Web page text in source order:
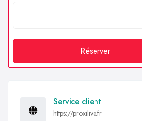
Réserver
Service client
https://proxilive.fr